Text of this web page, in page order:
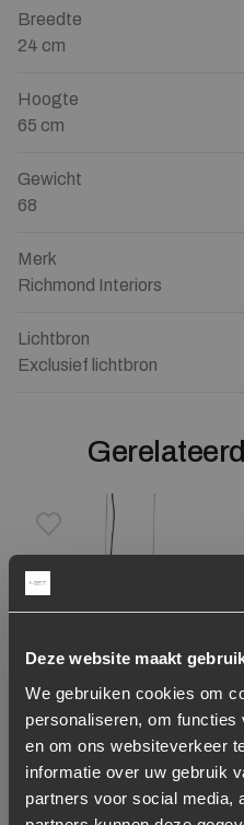
Deze website maakt
We gebruiken cookies om
personaliseren, om
en om ons websiteverkeer
informatie over uw gebruik
partners voor social media,
Breedte
24 cm
Hoogte
65 cm
Gewicht
68
Merk
Richmond Interiors
Lichtbron
Exclusief lichtbron
Toevoegen aan
Verwijderen van verlanglijst
Hanglamp Stellar 8
lampen – zwart
249,-